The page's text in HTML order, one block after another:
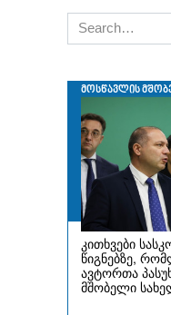
Search
for: